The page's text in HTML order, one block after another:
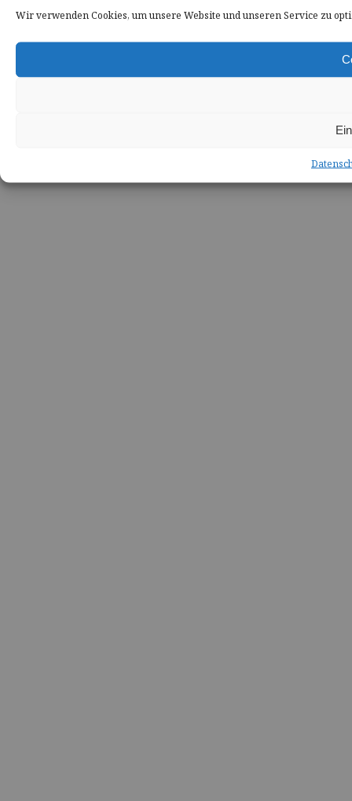
Wir verwenden Cookies, um unsere Website und unseren Service zu